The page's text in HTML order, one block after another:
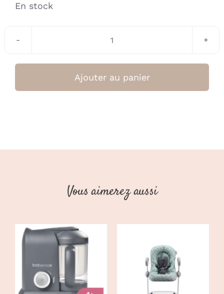
En stock
quantité
Boîte
Ajouter au panier
Vous aimerez aussi
AJOUTER AU
PANIER
DÉTAILS
AJOUTER AU